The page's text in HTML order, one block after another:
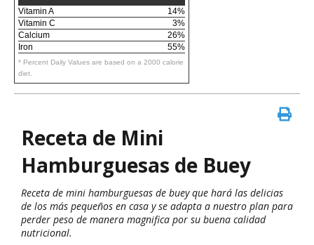
Vitamin A
14%
Vitamin C
3%
Calcium
26%
Iron
55%
* Percent Daily Values are based on a 2000 calorie
diet.
Receta de Mini
Hamburguesas de Buey
Receta de mini hamburguesas de buey que hará las delicias
de los más pequeños en casa y se adapta a nuestro plan para
perder peso de manera magnifica por su buena calidad
nutricional.